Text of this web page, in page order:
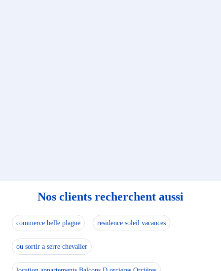
Nos clients recherchent aussi
commerce belle plagne residence soleil vacances
ou sortir a serre chevalier